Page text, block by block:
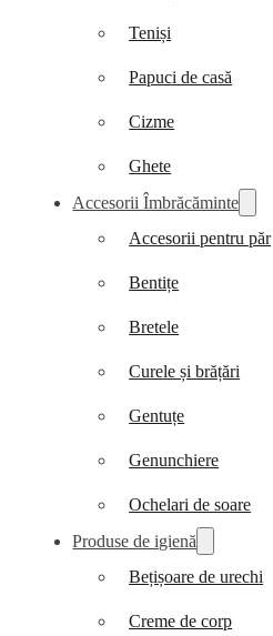
Teniși
Papuci de casă
Cizme
Ghete
Accesorii Îmbrăcăminte
Accesorii pentru păr
Bentițe
Bretele
Curele și brățări
Gentuțe
Genunchiere
Ochelari de soare
Produse de igienă
Bețișoare de urechi
Creme de corp